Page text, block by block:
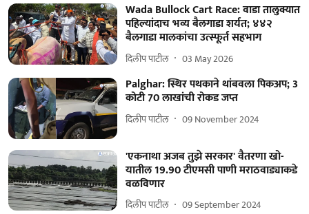
Wada Bullock Cart Race: वाडा तालुक्यात
पहिल्यांदाच भव्य बैलगाडा शर्यत; ४४२
बैलगाडा मालकांचा उत्स्फूर्त सहभाग
दिलीप पाटील 03 May 2026
Palghar: स्थिर पथकाने थांबवला पिकअप; 3
कोटी 70 लाखांची रोकड जप्त
दिलीप पाटील 09 November 2024
'एकनाथा अजब तुझे सरकार' वैतरणा खो-
यातील 19.90 टीएमसी पाणी मराठवाड्याकडे
वळविणार
दिलीप पाटील 09 September 2024